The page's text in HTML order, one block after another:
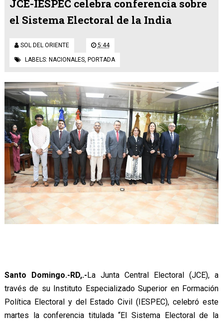
JCE-IESPEC celebra conferencia sobre
el Sistema Electoral de la India
SOL DEL ORIENTE 5:44
LABELS: NACIONALES, PORTADA
Santo Domingo.-RD,.-La Junta Central Electoral (JCE), a
través de su Instituto Especializado Superior en Formación
Política Electoral y del Estado Civil (IESPEC), celebró este
martes la conferencia titulada “El Sistema Electoral de la